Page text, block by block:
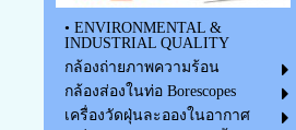
• ENVIRONMENTAL &
INDUSTRIAL QUALITY
กล้องถ่ายภาพความร้อน
กล้องส่องในท่อ Borescopes
เครื่องวัดฝุ่นละอองในอากาศ